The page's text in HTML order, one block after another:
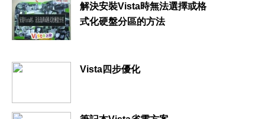
解決安裝Vista時無法選擇或格
式化硬盤分區的方法
Vista四步優化